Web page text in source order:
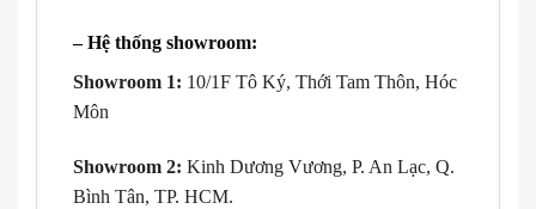
– Hệ thống showroom:
Showroom 1: 10/1F Tô Ký, Thới Tam Thôn, Hóc
Môn
Showroom 2: Kinh Dương Vương, P. An Lạc, Q.
Bình Tân, TP. HCM.